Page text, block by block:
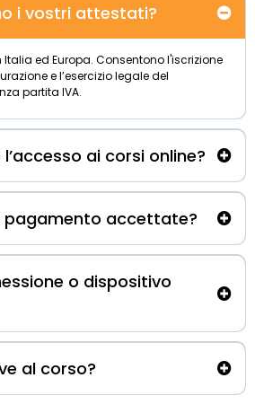
i vostri attestati?
ed Europa. Consentono l'iscrizione
e l’esercizio legale del
partita IVA.
ai corsi online?
pagamento accettate?
o dispositivo
al corso?